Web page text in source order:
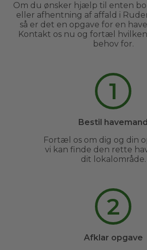
Om du ønsker hjælp til enten
eller afhentning af affald i
så er det en opgave for en
Kontakt os nu og fortæl
behov for.
1
Bestil havemand
Fortæl os om dig og din
vi kan finde den rette
dit lokalområde.
2
Afklar opgave